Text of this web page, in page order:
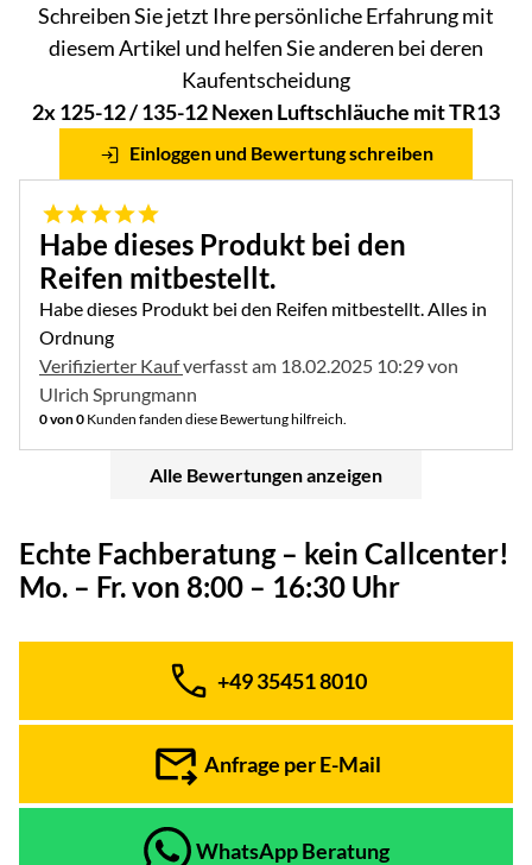
Schreiben Sie jetzt Ihre persönliche Erfahrung mit
diesem Artikel und helfen Sie anderen bei deren
Kaufentscheidung
2x 125-12 / 135-12 Nexen Luftschläuche mit TR13
Einloggen und Bewertung schreiben
5 von 5
Habe dieses Produkt bei den
Reifen mitbestellt.
Habe dieses Produkt bei den Reifen mitbestellt. Alles in
Ordnung
Verifizierter Kaufverfasst am 18.02.2025 10:29 von
Ulrich Sprungmann
0 von 0 Kunden fanden diese Bewertung hilfreich.
Alle Bewertungen anzeigen
Echte Fachberatung – kein Callcenter!
Mo. – Fr. von 8:00 – 16:30 Uhr
Telefon:
+49 35451 8010
Anfrage per E-Mail
WhatsApp Beratung